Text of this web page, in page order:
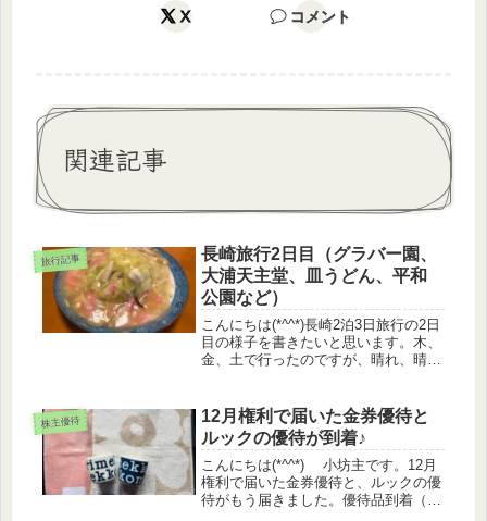
X コメント
関連記事
旅行記事
長崎旅行2日目（グラバー園、
大浦天主堂、皿うどん、平和
公園など）
こんにちは(*^^*)長崎2泊3日旅行の2日
目の様子を書きたいと思います。木、
金、土で行ったのですが、晴れ、晴
すぎな日程になりました。朝食（ホテ
ルビュッフェ）朝、6時半スタ...
株主優待
12月権利で届いた金券優待と
ルックの優待が到着♪
こんにちは(*^^*) 小坊主です。12月
権利で届いた金券優待と、ルックの優
待がもう届きました。優待品到着（金